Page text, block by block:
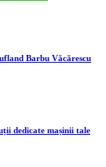
Barbu Văcărescu
dedicate mașinii tale